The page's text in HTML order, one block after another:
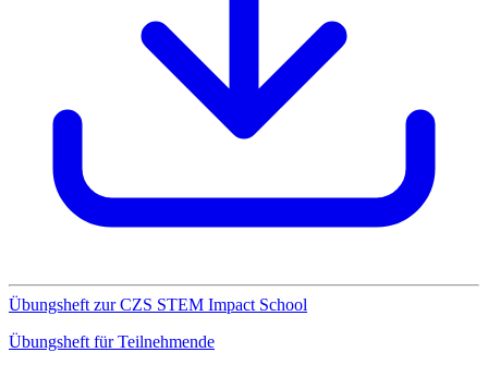
Übungsheft zur CZS STEM Impact School
Übungsheft für Teilnehmende